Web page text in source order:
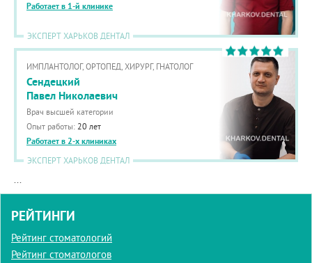
Работает в 1-й клинике
ЭКСПЕРТ ХАРЬКОВ ДЕНТАЛ
ИМПЛАНТОЛОГ, ОРТОПЕД, ХИРУРГ, ГНАТОЛОГ
Сендецкий
Павел Николаевич
Врач высшей категории
Опыт работы: 20 лет
Работает в 2-х клиниках
ЭКСПЕРТ ХАРЬКОВ ДЕНТАЛ
...
РЕЙТИНГИ
Рейтинг стоматологий
Рейтинг стоматологов